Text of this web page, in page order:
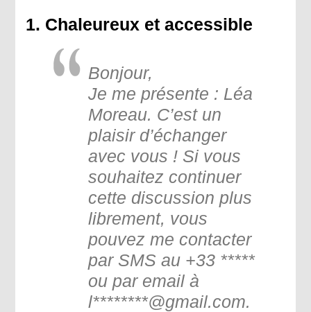
1. Chaleureux et accessible
Bonjour,
Je me présente : Léa
Moreau. C’est un
plaisir d’échanger
avec vous ! Si vous
souhaitez continuer
cette discussion plus
librement, vous
pouvez me contacter
par SMS au +33 *****
ou par email à
l********@gmail.com.